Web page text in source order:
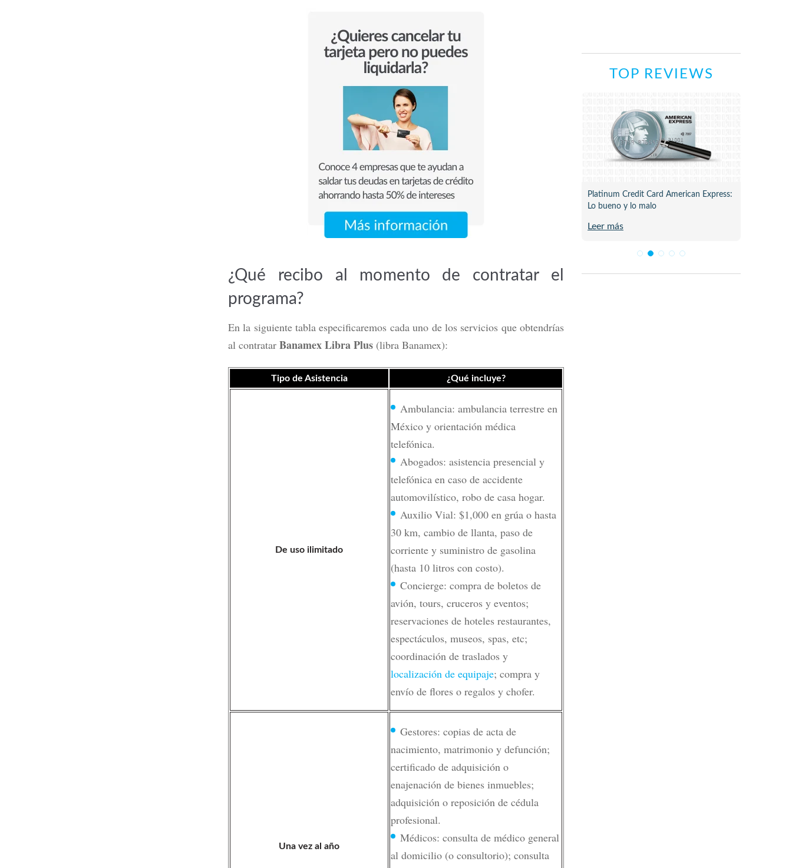
¿Qué recibo al momento de contratar el
programa?
En la siguiente tabla especificaremos cada uno de los servicios que obtendrías
al contratar Banamex Libra Plus (libra Banamex):
Tipo de Asistencia ¿Qué incluye?
De uso ilimitado
Ambulancia: ambulancia terrestre en
México y orientación médica
telefónica.
Abogados: asistencia presencial y
telefónica en caso de accidente
automovilístico, robo de casa hogar.
Auxilio Vial: $1,000 en grúa o hasta
30 km, cambio de llanta, paso de
corriente y suministro de gasolina
(hasta 10 litros con costo).
Concierge: compra de boletos de
avión, tours, cruceros y eventos;
reservaciones de hoteles restaurantes,
espectáculos, museos, spas, etc;
coordinación de traslados y
localización de equipaje; compra y
envío de flores o regalos y chofer.
Una vez al año
Gestores: copias de acta de
nacimiento, matrimonio y defunción;
certificado de adquisición o
enajenación de bienes inmuebles;
adquisición o reposición de cédula
profesional.
Médicos: consulta de médico general
al domicilio (o consultorio); consulta
TOP REVIEWS
Tarjeta Mercado Pago: ¿es de crédito o
Tarjeta Volaris INVEX 0: ¿Conviene para
Leer más
Platinum Credit Card American Express:
Lo bueno y lo malo
Leer más